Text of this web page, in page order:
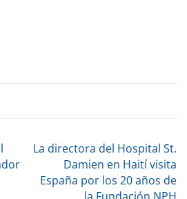
La directora del Hospital St.
Damien en Haití visita
España por los 20 años de